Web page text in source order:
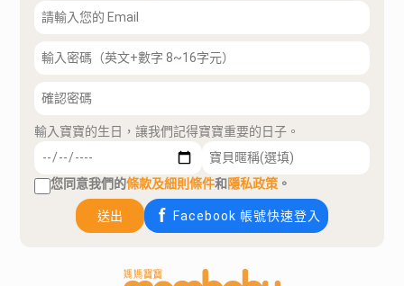
輸入寶寶的生日，讓我們記得寶寶重要的日子。
您同意我們的條款及細則條件和隱私政策 。
送出 Facebook 帳號快速登入